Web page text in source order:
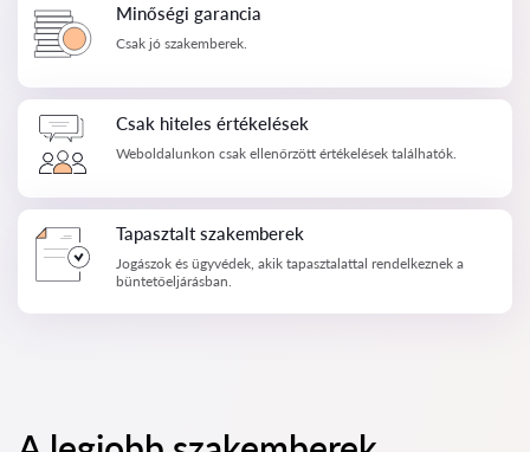
Minőségi garancia
Csak jó szakemberek.
Csak hiteles értékelések
Weboldalunkon csak ellenőrzött értékelések találhatók.
Tapasztalt szakemberek
Jogászok és ügyvédek, akik tapasztalattal rendelkeznek a
büntetőeljárásban.